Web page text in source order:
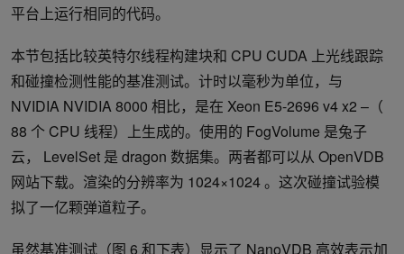
平台上运行相同的代码。
本节包括比较英特尔线程构建块和 CPU CUDA 上光线跟踪
和碰撞检测性能的基准测试。计时以毫秒为单位，与
NVIDIA NVIDIA 8000 相比，是在 Xeon E5-2696 v4 x2 –（
88 个 CPU 线程）上生成的。使用的 FogVolume 是兔子
云， LevelSet 是 dragon 数据集。两者都可以从 OpenVDB
网站下载。渲染的分辨率为 1024×1024 。这次碰撞试验模
拟了一亿颗弹道粒子。
虽然基准测试（图 6 和下表）显示了 NanoVDB 高效表示加